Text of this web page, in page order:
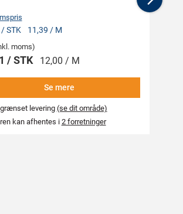
STK 11,39 / M
moms)
/ STK 12,00 / M
Se mere
levering (se dit område)
kan afhentes i 2 forretninger